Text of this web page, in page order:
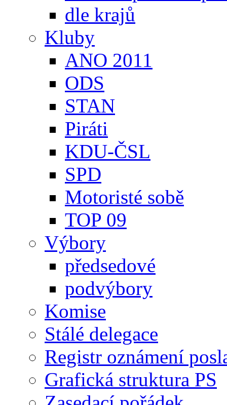
dle krajů
Kluby
ANO 2011
ODS
STAN
Piráti
KDU-ČSL
SPD
Motoristé sobě
TOP 09
Výbory
předsedové
podvýbory
Komise
Stálé delegace
Registr oznámení
Grafická struktura PS